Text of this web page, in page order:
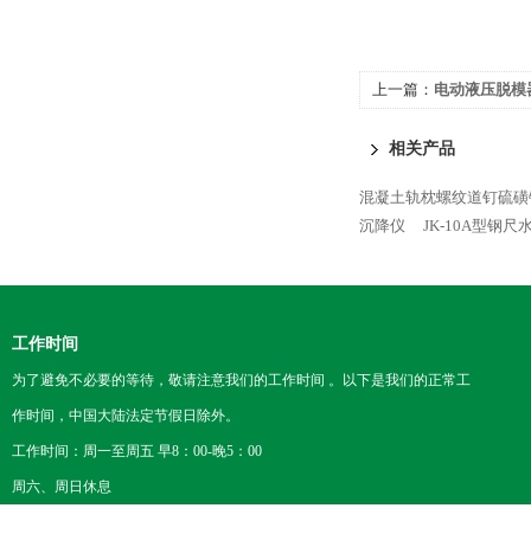
上一篇： 电动液压脱模
相关产品
混凝土轨枕螺纹道钉硫
沉降仪
JK-10A型钢尺
工作时间
为了避免不必要的等待，敬请注意我们的工作时间 。以下是我们的正常工
作时间，中国大陆法定节假日除外。
工作时间：周一至周五 早8：00-晚5：00
周六、周日休息